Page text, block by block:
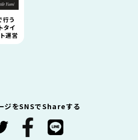
行う
タイ
運営
ジをSNSでShareする